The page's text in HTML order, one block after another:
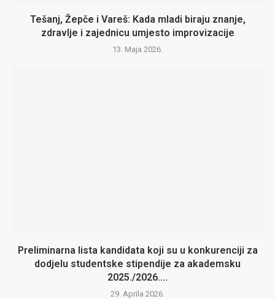
Tešanj, Žepče i Vareš: Kada mladi biraju znanje,
zdravlje i zajednicu umjesto improvizacije
13. Maja 2026.
Preliminarna lista kandidata koji su u konkurenciji za
dodjelu studentske stipendije za akademsku
2025./2026....
29. Aprila 2026.